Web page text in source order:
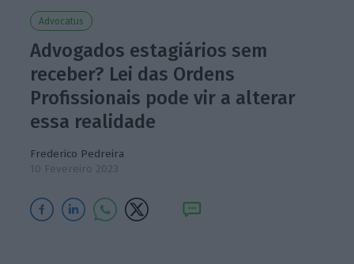
Advocatus
Advogados estagiários sem
receber? Lei das Ordens
Profissionais pode vir a alterar
essa realidade
Frederico Pedreira
10 Fevereiro 2023